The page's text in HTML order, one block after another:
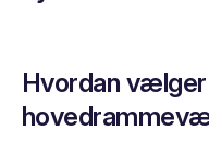
Hvordan